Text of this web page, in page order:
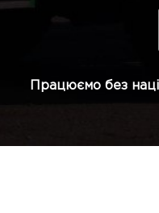
Працюємо без